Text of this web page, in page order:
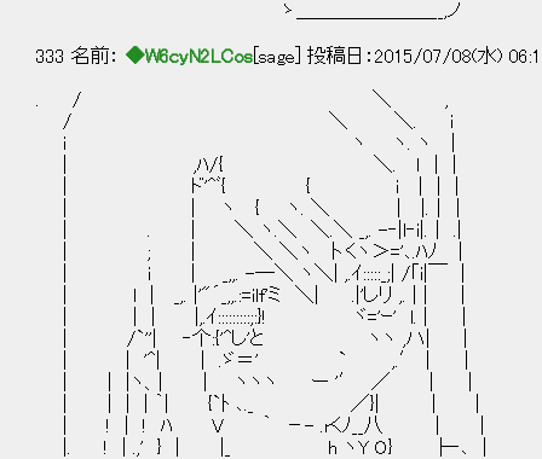
ゝ＿＿＿＿＿＿＿__,ノ
333 名前： ◆W6cyN2LCos [sage] 投稿日：2015/07/08(水)
. / ＼ ,
/ ＼ ＼. i
i ヽ ヽ. ヽ |
| ,ﾊ/{ ＼. ｌ | |
| ド'^ﾞ{ { i | | |
| | ヽ { ヽ. ＼ | |.｜｜
| . | ＼ ヽ.＼ ＼.＼ _,. -‐|l‐i|.｜ .|
| ; | ＼ ＼ヽ 卜くヽ＞='､.ﾊﾉ ｜
| i | _,,. -―＼ ヽ＼| ,.ｲ:::::_;| /｢i|￣ ｜ ふぅ、ちょ
| l | _,. |'"´_,,.:=ilf'ミ ＼| .|'しリ ,. | | |
| | | |,.ｲ:::::::::;:}! ヾ='ｰ' l. | ｜
| /`''| ‐个:{'^し'と ヽヽ ,ハ| |
| | '^| | .ゞ＝' ` ,.′｜ |
| | |ヽ、| | ヽヽヽ ー '′ ／ | ｜
| | | | ｀| {`ﾄ ､._ ／}| | |
| ! | ! ﾊ V ｀ －- .rくﾉ__八 | |
|. ! | .,' } | |_ h ヽY O} ├‐､ |